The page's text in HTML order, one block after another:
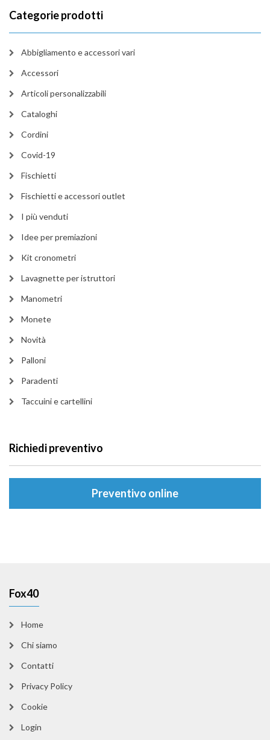
Categorie prodotti
Abbigliamento e accessori vari
Accessori
Articoli personalizzabili
Cataloghi
Cordini
Covid-19
Fischietti
Fischietti e accessori outlet
I più venduti
Idee per premiazioni
Kit cronometri
Lavagnette per istruttori
Manometri
Monete
Novità
Palloni
Paradenti
Taccuini e cartellini
Richiedi preventivo
Preventivo online
Fox40
Home
Chi siamo
Contatti
Privacy Policy
Cookie
Login